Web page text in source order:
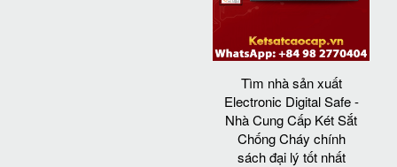
Tìm nhà sản xuất
Electronic Digital Safe -
Nhà Cung Cấp Két Sắt
Chống Cháy chính
sách đại lý tốt nhất